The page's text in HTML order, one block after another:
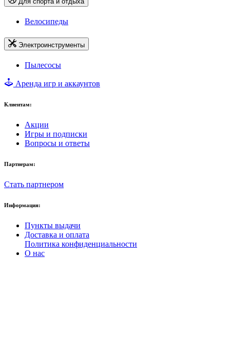
Велосипеды
Электроинструменты
Пылесосы
Аренда игр и аккаунтов
Клиентам:
Акции
Игры и подписки
Вопросы и ответы
Партнерам:
Стать партнером
Информация:
Пункты выдачи
Доставка и оплата
Политика конфиденциальности
О нас